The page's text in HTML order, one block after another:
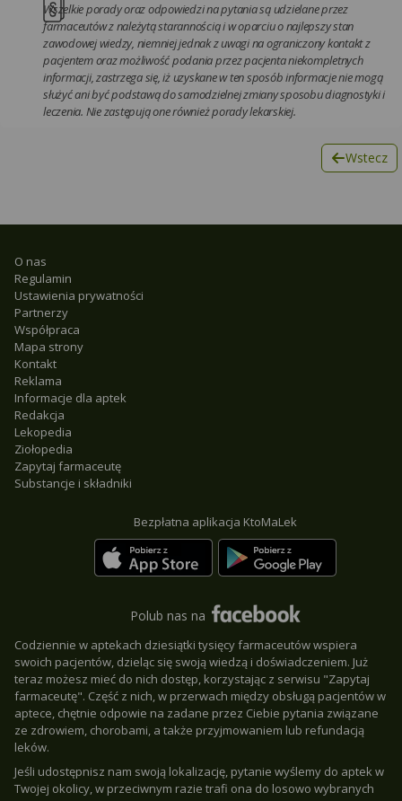
Wszelkie porady oraz odpowiedzi na pytania są udzielane przez
farmaceutów z należytą starannością i w oparciu o najlepszy stan
zawodowej wiedzy, niemniej jednak z uwagi na ograniczony kontakt z
pacjentem oraz możliwość podania przez pacjenta niekompletnych
informacji, zastrzega się, iż uzyskane w ten sposób informacje nie mogą
służyć ani być podstawą do samodzielnej zmiany sposobu diagnostyki i
leczenia. Nie zastępują one również porady lekarskiej.
Wstecz
O nas
Regulamin
Ustawienia prywatności
Partnerzy
Współpraca
Mapa strony
Kontakt
Reklama
Informacje dla aptek
Redakcja
Lekopedia
Ziołopedia
Zapytaj farmaceutę
Substancje i składniki
Bezpłatna aplikacja KtoMaLek
Polub nas na
Codziennie w aptekach dziesiątki tysięcy farmaceutów wspiera
swoich pacjentów, dzieląc się swoją wiedzą i doświadczeniem. Już
teraz możesz mieć do nich dostęp, korzystając z serwisu "Zapytaj
farmaceutę". Część z nich, w przerwach między obsługą pacjentów w
aptece, chętnie odpowie na zadane przez Ciebie pytania związane
ze zdrowiem, chorobami, a także przyjmowaniem lub refundacją
leków.
Jeśli udostępnisz nam swoją lokalizację, pytanie wyślemy do aptek w
Twojej okolicy, w przeciwnym razie trafi ona do losowo wybranych